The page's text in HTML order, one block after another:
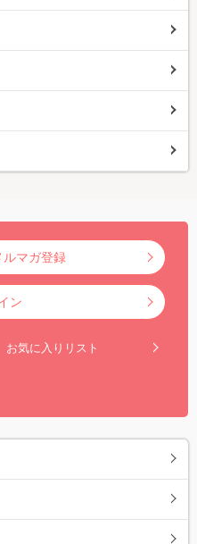
ルマガ登録
ン
お気に入りリスト